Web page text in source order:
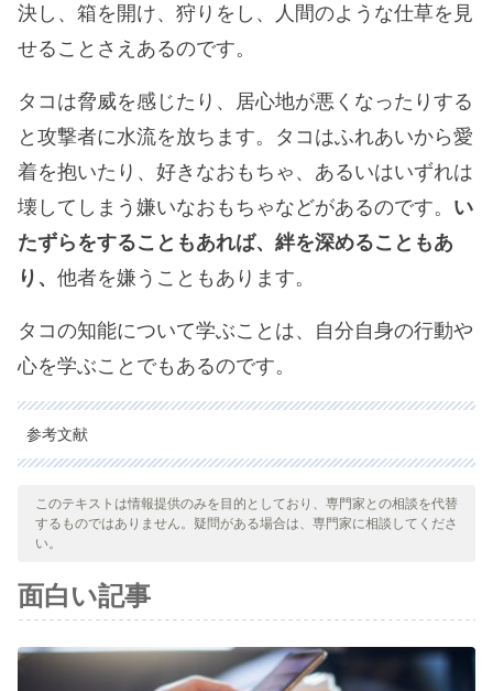
決し、箱を開け、狩りをし、人間のような仕草を見
せることさえあるのです。
タコは脅威を感じたり、居心地が悪くなったりする
と攻撃者に水流を放ちます。タコはふれあいから愛
着を抱いたり、好きなおもちゃ、あるいはいずれは
壊してしまう嫌いなおもちゃなどがあるのです。 い
たずらをすることもあれば、絆を深めることもあ
り、 他者を嫌うこともあります。
タコの知能について学ぶことは、自分自身の行動や
心を学ぶことでもあるのです。
参考文献
引用された全ての情報源は、品質、信頼性、時代性、および妥当
性を確保するために、私たちのチームによって綿密に審査されま
した。この記事の参考文献は、学術的または科学的に正確で信頼
Godfrey-Smith, Peter (2017)Otras mentes.
los orígenes profundos de la consciencia. Paidós.
このテキストは情報提供のみを目的としており、専門家との相談を代替
するものではありません。疑問がある場合は、専門家に相談してくださ
い。
面白い記事